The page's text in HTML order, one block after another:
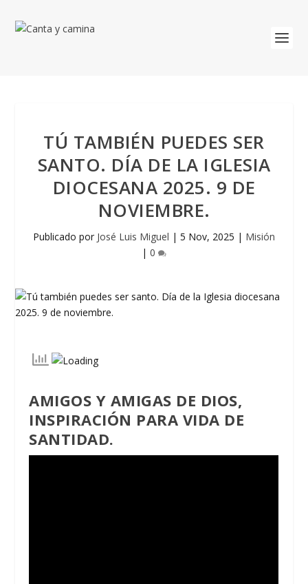
TÚ TAMBIÉN PUEDES SER
SANTO. DÍA DE LA IGLESIA
DIOCESANA 2025. 9 DE
NOVIEMBRE.
Publicado por José Luis Miguel | 5 Nov, 2025 | Misión
| 0
AMIGOS Y AMIGAS DE DIOS,
INSPIRACIÓN PARA VIDA DE
SANTIDAD.